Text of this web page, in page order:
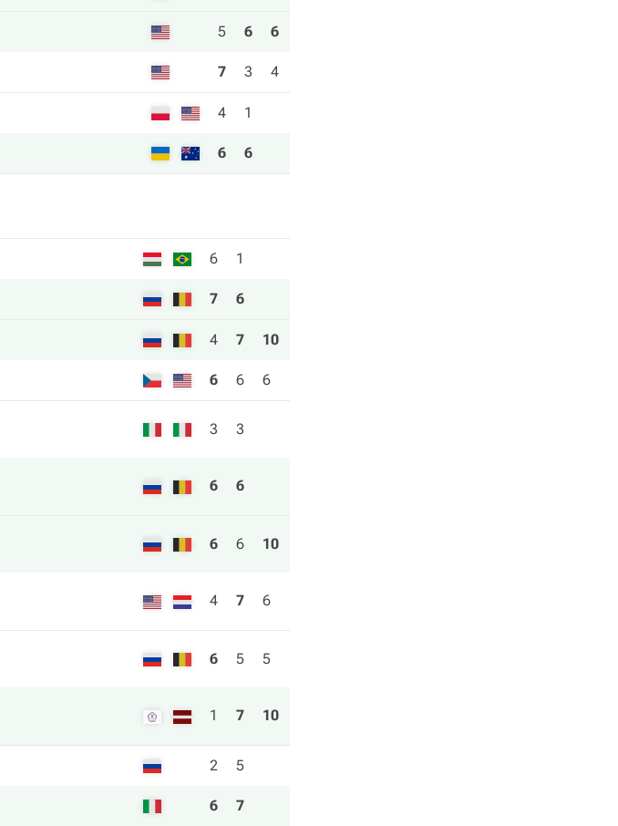
5 6 6
7 3 4
4 1
6 6
6 1
7 6
4 7 10
6 6 6
3 3
6 6
6 6 10
4 7 6
6 5 5
1 7 10
2 5
6 7